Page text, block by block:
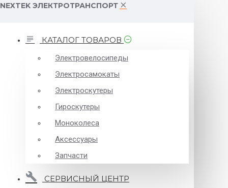
NEXTEK ЭЛЕКТРОТРАНСПОРТ
КАТАЛОГ ТОВАРОВ
Электровелосипеды
Электросамокаты
Электроскутеры
Гироскутеры
Моноколеса
Аксессуары
Запчасти
СЕРВИСНЫЙ ЦЕНТР